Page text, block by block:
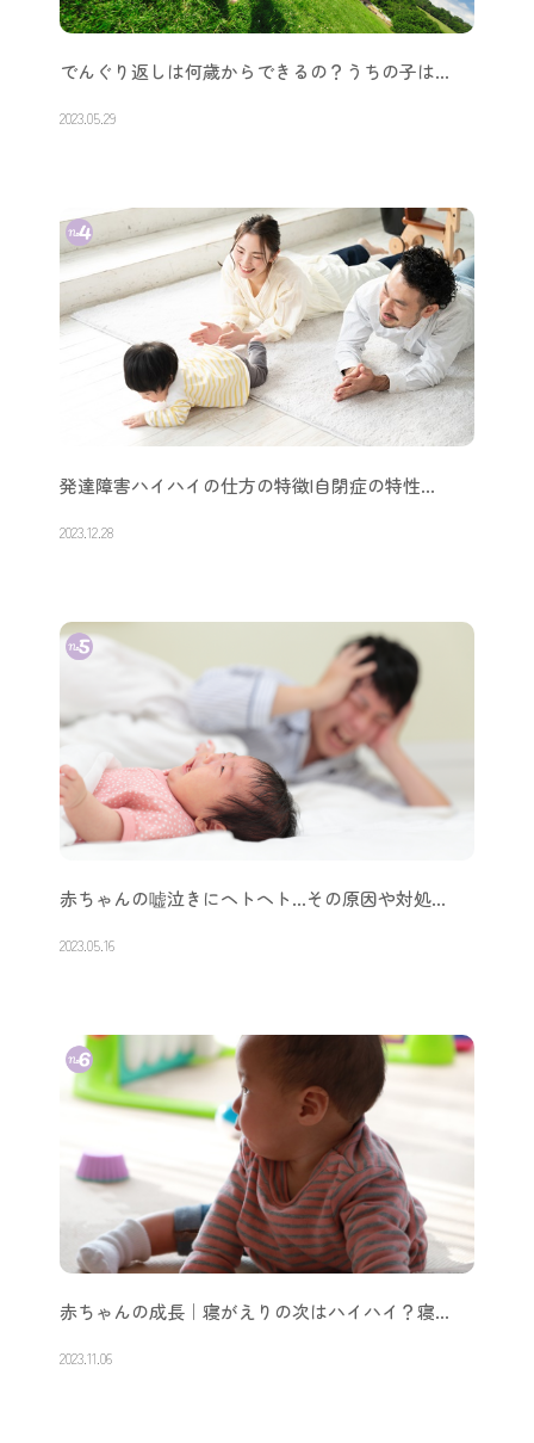
でんぐり返しは何歳からできるの？うちの子は…
2023.05.29
発達障害ハイハイの仕方の特徴|自閉症の特性…
2023.12.28
赤ちゃんの嘘泣きにヘトヘト…その原因や対処…
2023.05.16
赤ちゃんの成長｜寝がえりの次はハイハイ？寝…
2023.11.06